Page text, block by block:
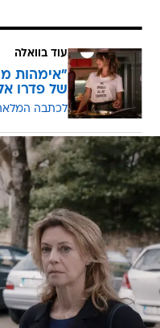
עוד בוואלה
"אימהות
של פדרו
לכתבה